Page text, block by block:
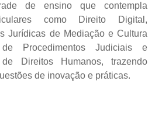
de ensino que contempla
como Direito Digital,
Jurídicas de Mediação e Cultura
Procedimentos Judiciais e
Direitos Humanos, trazendo
de inovação e práticas.